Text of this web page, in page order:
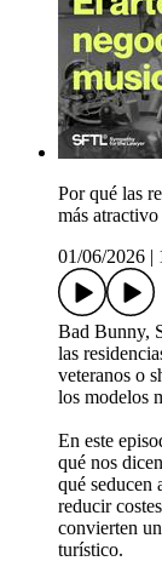
Por qué las
más atractivo
01/06/2026 |
Bad Bunny,
las
veteranos o
los modelos
En este
qué nos
qué seducen
reducir
convierten
turístico.